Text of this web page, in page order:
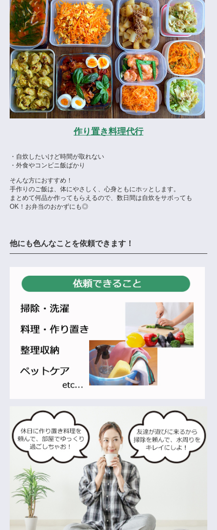
作り置き料理代行
・自炊したいけど時間が取れない
・外食やコンビニ飯ばかり
そんな方におすすめ！
手作りのご飯は、体にやさしく、心身ともにホッとします。
まとめて何品か作ってもらえるので、数日間は自炊をサボっても
OK！お弁当のおかずにも◎
他にも色んなことを依頼できます！